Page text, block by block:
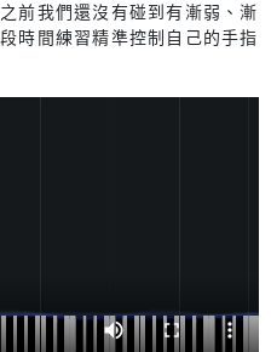
前我們還沒有碰到有漸弱、漸
時間練習精準控制自己的手指